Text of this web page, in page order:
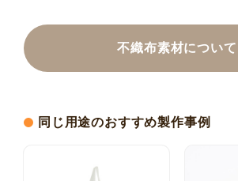
不織布素材について
同じ用途のおすすめ製作事例